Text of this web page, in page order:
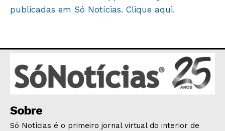
publicadas em Só Notícias. Clique aqui.
Sobre
Só Notícias é o primeiro jornal virtual do interior de